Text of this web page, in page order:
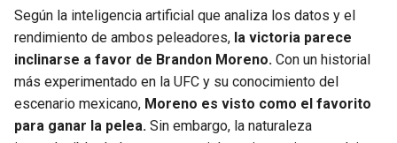
Según la inteligencia artificial que analiza los datos y el
rendimiento de ambos peleadores, la victoria parece
inclinarse a favor de Brandon Moreno. Con un historial
más experimentado en la UFC y su conocimiento del
escenario mexicano, Moreno es visto como el favorito
para ganar la pelea. Sin embargo, la naturaleza